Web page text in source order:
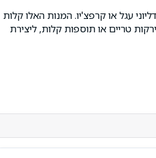
עגל או קרפצ'יו. המנות האלו קלות
טריים או תוספות קלות, ליצירת